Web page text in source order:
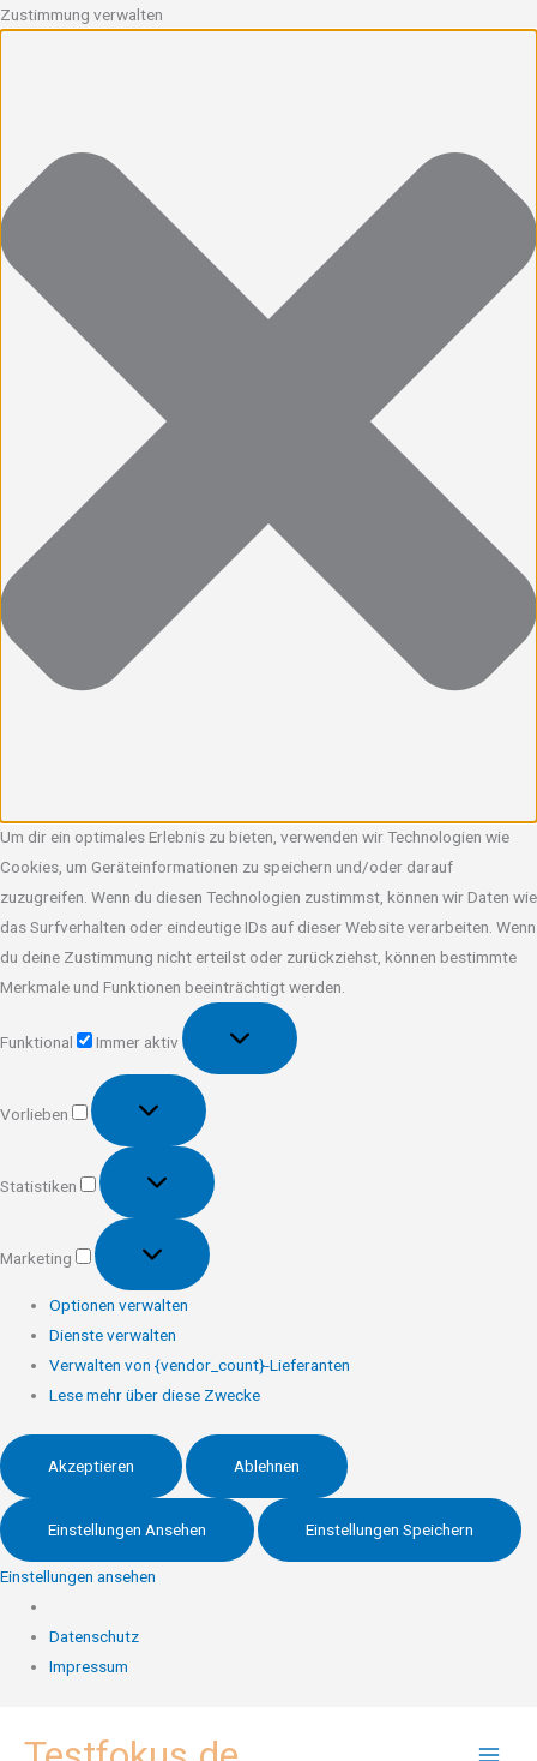
Zustimmung verwalten
Um dir ein optimales Erlebnis zu bieten, verwenden wir Technologien wie
Cookies, um Geräteinformationen zu speichern und/oder darauf
zuzugreifen. Wenn du diesen Technologien zustimmst, können wir Daten wie
das Surfverhalten oder eindeutige IDs auf dieser Website verarbeiten. Wenn
du deine Zustimmung nicht erteilst oder zurückziehst, können bestimmte
Merkmale und Funktionen beeinträchtigt werden.
Funktional
Immer aktiv
Vorlieben
Vorlieben
Statistiken
Statistiken
Marketing
Marketing
Optionen verwalten
Dienste verwalten
Verwalten von {vendor_count}-Lieferanten
Lese mehr über diese Zwecke
Akzeptieren Ablehnen
Einstellungen Ansehen Einstellungen Speichern
Einstellungen ansehen
Datenschutz
Impressum
Inhalt